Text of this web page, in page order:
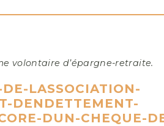
volontaire d’épargne-retraite.
LASSOCIATION-
DENDETTEMENT-
DUN-CHEQUE-